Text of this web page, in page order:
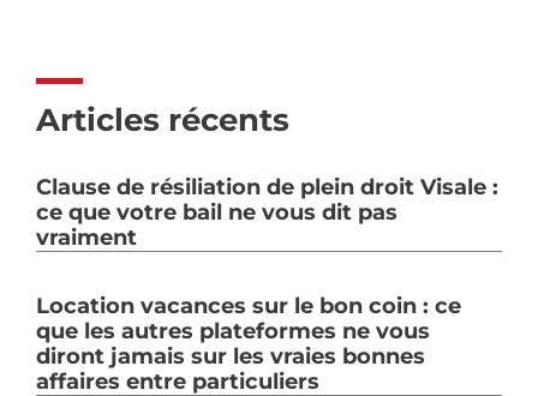
Articles récents
Clause de résiliation de plein droit Visale :
ce que votre bail ne vous dit pas
vraiment
Location vacances sur le bon coin : ce
que les autres plateformes ne vous
diront jamais sur les vraies bonnes
affaires entre particuliers